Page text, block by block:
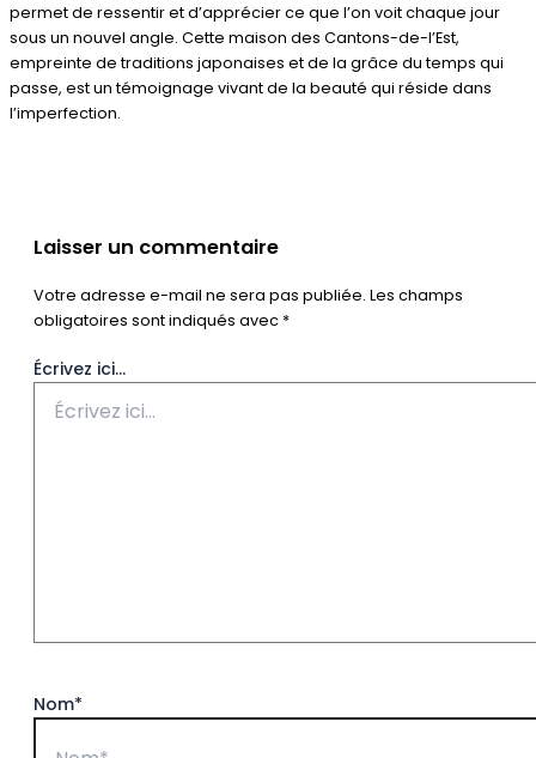
permet de ressentir et d’apprécier ce que l’on voit chaque jour
sous un nouvel angle. Cette maison des Cantons-de-l’Est,
empreinte de traditions japonaises et de la grâce du temps qui
passe, est un témoignage vivant de la beauté qui réside dans
l’imperfection.
Laisser un commentaire
Votre adresse e-mail ne sera pas publiée. Les champs
obligatoires sont indiqués avec *
Écrivez ici…
Nom*